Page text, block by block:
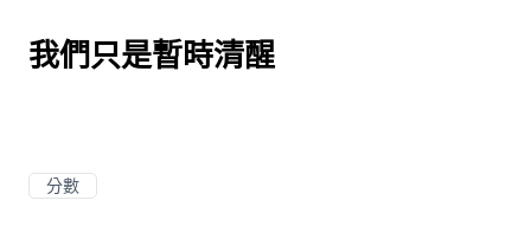
我們只是暫時清醒
分數